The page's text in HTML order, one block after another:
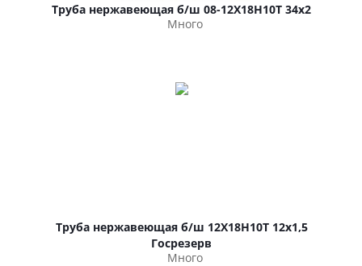
Труба нержавеющая б/ш 08-12Х18Н10Т 34х2
Много
Труба нержавеющая б/ш 12Х18Н10Т 12х1,5
Госрезерв
Много